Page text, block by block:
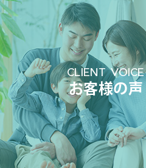
CLIENT VOICE
お客様の声